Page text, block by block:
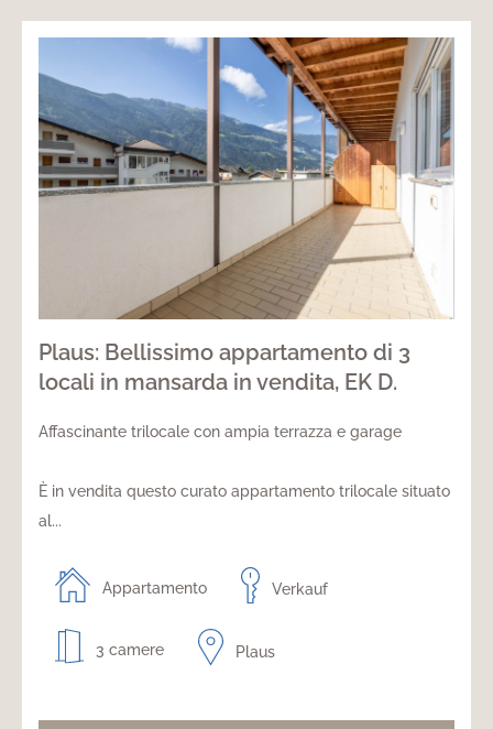
Plaus: Bellissimo appartamento di 3
locali in mansarda in vendita, EK D.
Affascinante trilocale con ampia terrazza e garage
È in vendita questo curato appartamento trilocale situato
al...
Appartamento Verkauf
3 camere Plaus